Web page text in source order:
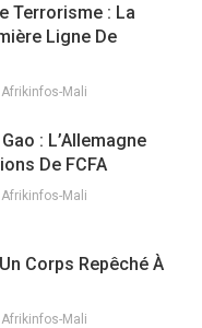
Terrorisme : La
Ligne De
Afrikinfos-Mali
: L’Allemagne
De FCFA
Afrikinfos-Mali
Corps Repêché À
Afrikinfos-Mali